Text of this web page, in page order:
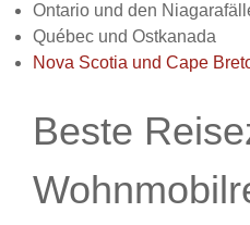
Ontario und den
Québec und Ostkanada
Nova Scotia und Cape
Beste